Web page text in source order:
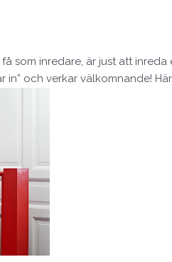
som inredare, är just att
in” och verkar välkomnande!